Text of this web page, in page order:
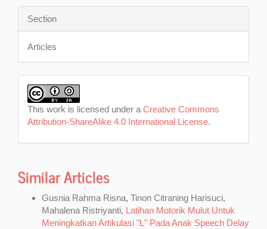
Section
Articles
This work is licensed under a Creative Commons
Attribution-ShareAlike 4.0 International License.
Similar Articles
Gusnia Rahma Risna, Tinon Citraning Harisuci,
Mahalena Ristriyanti, Latihan Motorik Mulut Untuk
Meningkatkan Artikulasi "L" Pada Anak Speech Delay